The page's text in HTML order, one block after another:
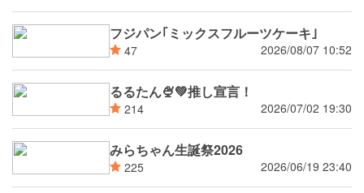
フジパン｢ミックスフルーツケーキ｣
47 2026/08/07 10:52
るるたん🍨‪💚推し宣言！
214 2026/07/02 19:30
みらちゃん生誕祭2026
225 2026/06/19 23:40